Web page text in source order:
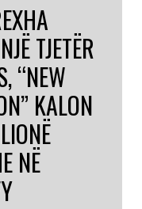
TJETËR
“NEW
KALON
NË